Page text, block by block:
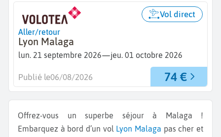
Aller/retour
Lyon Malaga
lun. 21 septembre 2026—jeu. 01 octobre 2026
Vol direct
74 €
Publié le06/08/2026
Offrez-vous un superbe séjour à Malaga !
Embarquez à bord d’un vol Lyon Malaga pas cher et